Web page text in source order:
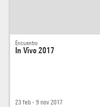
Encuentro
In Vivo 2017
23 feb - 9 nov 2017